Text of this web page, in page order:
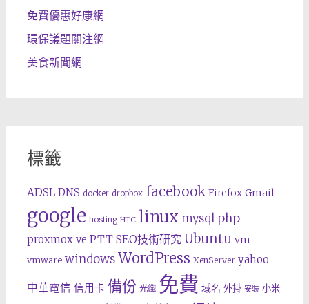
免費優惠好康網
環保議題關注網
美食新聞網
標籤
ADSL DNS docker dropbox facebook Firefox Gmail
google hosting HTC linux mysql php
proxmox ve PTT SEO技術研究 Ubuntu vm
vmware windows WordPress XenServer yahoo
中華電信 信用卡 備份 光纖 免費 域名 外掛 安裝 小米